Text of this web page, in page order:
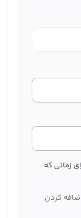
زمانی که
کردن